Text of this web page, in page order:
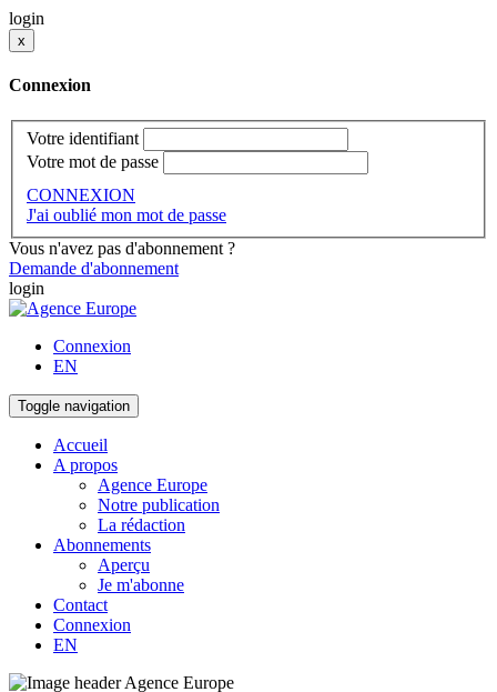
login
x
Connexion
Votre identifiant
Votre mot de passe
CONNEXION
J'ai oublié mon mot de passe
Vous n'avez pas d'abonnement ?
Demande d'abonnement
login
Connexion
EN
Toggle navigation
Accueil
A propos
Agence Europe
Notre publication
La rédaction
Abonnements
Aperçu
Je m'abonne
Contact
Connexion
EN